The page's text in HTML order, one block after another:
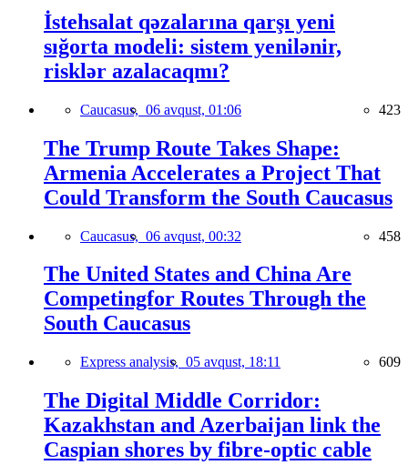
İstehsalat qəzalarına qarşı yeni
sığorta modeli: sistem yenilənir,
risklər azalacaqmı?
Caucasus, 06 avqust, 01:06 423
The Trump Route Takes Shape:
Armenia Accelerates a Project That
Could Transform the South Caucasus
Caucasus, 06 avqust, 00:32 458
The United States and China Are
Competingfor Routes Through the
South Caucasus
Express analysis, 05 avqust, 18:11 609
The Digital Middle Corridor:
Kazakhstan and Azerbaijan link the
Caspian shores by fibre-optic cable